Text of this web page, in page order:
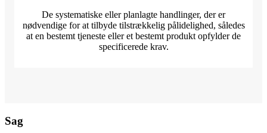
De systematiske eller planlagte handlinger, der er
nødvendige for at tilbyde tilstrækkelig pålidelighed, således
at en bestemt tjeneste eller et bestemt produkt opfylder de
specificerede krav.
Sag